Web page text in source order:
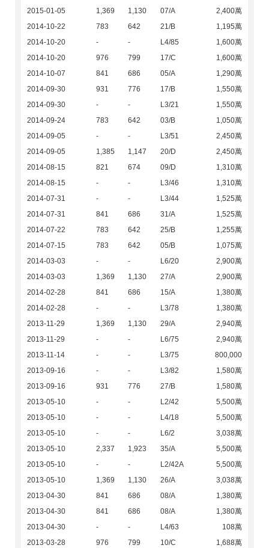
2015-01-05
1,369 1,130 07/A
2,400萬
2014-10-22
783 642 21/B
1,195萬
2014-10-20
- - L4/85
1,600萬
2014-10-20
976 799 17/C
1,600萬
2014-10-07
841 686 05/A
1,290萬
2014-09-30
931 776 17/B
1,550萬
2014-09-30
- - L3/21
1,550萬
2014-09-24
783 642 03/B
1,050萬
2014-09-05
- - L3/51
2,450萬
2014-09-05
1,385 1,147 20/D
2,450萬
2014-08-15
821 674 09/D
1,310萬
2014-08-15
- - L3/46
1,310萬
2014-07-31
- - L3/44
1,525萬
2014-07-31
841 686 31/A
1,525萬
2014-07-22
783 642 25/B
1,255萬
2014-07-15
783 642 05/B
1,075萬
2014-03-03
- - L6/20
2,900萬
2014-03-03
1,369 1,130 27/A
2,900萬
2014-02-28
841 686 15/A
1,380萬
2014-02-28
- - L3/78
1,380萬
2013-11-29
1,369 1,130 29/A
2,940萬
2013-11-29
- - L6/75
2,940萬
2013-11-14
- - L3/75
800,000
2013-09-16
- - L3/82
1,580萬
2013-09-16
931 776 27/B
1,580萬
2013-05-10
- - L2/42
5,500萬
2013-05-10
- - L4/18
5,500萬
2013-05-10
- - L6/2
3,038萬
2013-05-10
2,337 1,923 35/A
5,500萬
2013-05-10
- - L2/42A
5,500萬
2013-05-10
1,369 1,130 26/A
3,038萬
2013-04-30
841 686 08/A
1,380萬
2013-04-30
841 686 08/A
1,380萬
2013-04-30
- - L4/63
108萬
2013-03-28
976 799 10/C 1,688萬